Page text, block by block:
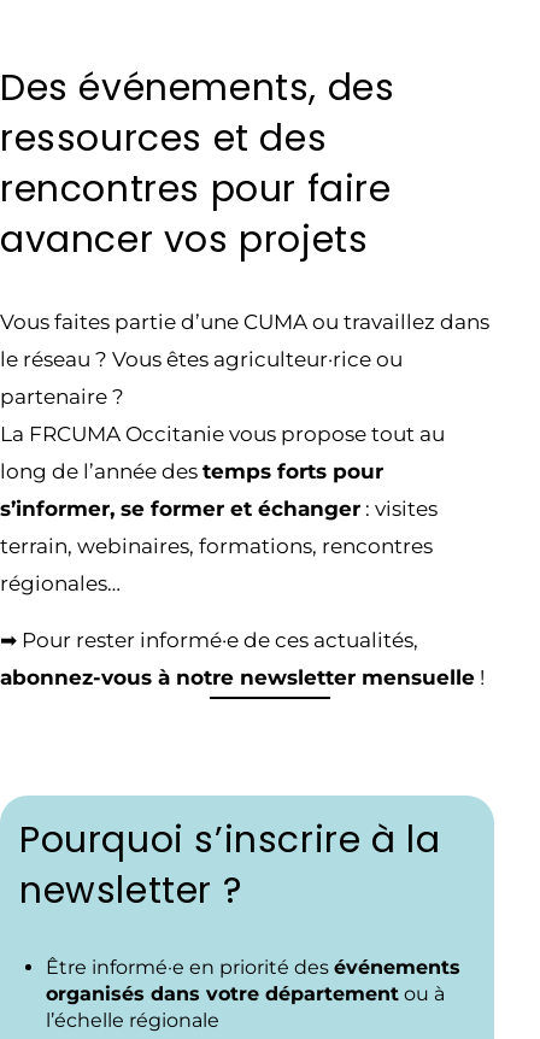
Des événements, des
ressources et des
rencontres pour faire
avancer vos projets
Vous faites partie d’une CUMA ou travaillez dans
le réseau ? Vous êtes agriculteur·rice ou
partenaire ?
La FRCUMA Occitanie vous propose tout au
long de l’année des temps forts pour
s’informer, se former et échanger : visites
terrain, webinaires, formations, rencontres
régionales…
➡ Pour rester informé·e de ces actualités,
abonnez-vous à notre newsletter mensuelle !
Pourquoi s’inscrire à la
newsletter ?
Être informé·e en priorité des événements
organisés dans votre département ou à
l’échelle régionale